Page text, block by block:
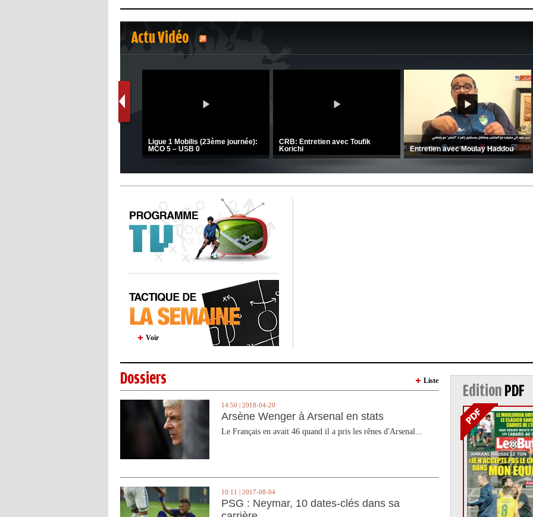
Actu Vidéo
1 2
Entretien avec Moulay Haddou
CRB: Entretien avec Toufik
Korichi
Ligue 1 Mobilis (23ème journée):
MCO 5 – USB 0
Voir
Dossiers Liste
14:50 | 2018-04-20
Arsène Wenger à Arsenal en stats
Le Français en avait 46 quand il a pris les rênes d'Arsenal...
10:11 | 2017-08-04
PSG : Neymar, 10 dates-clés dans sa
Edition PDF